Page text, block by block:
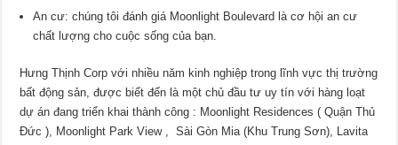
An cư: chúng tôi đánh giá Moonlight Boulevard là cơ hội an cư
chất lượng cho cuộc sống của bạn.
Hưng Thịnh Corp với nhiều năm kinh nghiệp trong lĩnh vực thị trường
bất động sản, được biết đến là một chủ đầu tư uy tín với hàng loạt
dự án đang triển khai thành công : Moonlight Residences ( Quận Thủ
Đức ), Moonlight Park View , Sài Gòn Mia (Khu Trung Sơn), Lavita